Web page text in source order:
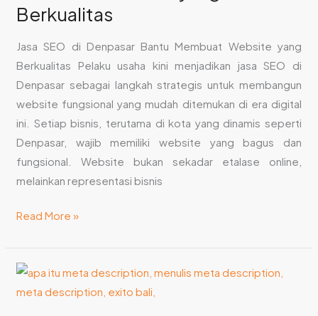
Berkualitas
Jasa SEO di Denpasar Bantu Membuat Website yang
Berkualitas Pelaku usaha kini menjadikan jasa SEO di
Denpasar sebagai langkah strategis untuk membangun
website fungsional yang mudah ditemukan di era digital
ini. Setiap bisnis, terutama di kota yang dinamis seperti
Denpasar, wajib memiliki website yang bagus dan
fungsional. Website bukan sekadar etalase online,
melainkan representasi bisnis
Membuat
Website
yang
Berkualitas
Read More »
Jasa
SEO